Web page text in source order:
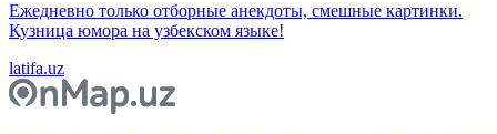
Ежедневно только отборные анекдоты, смешные картинки.
Кузница юмора на узбекском языке!
latifa.uz